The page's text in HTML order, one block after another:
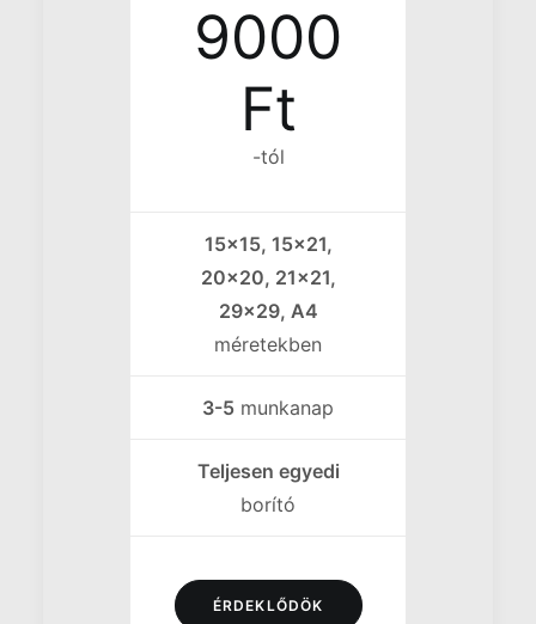
9000
Ft
-tól
15x15, 15x21,
20x20, 21x21,
29x29, A4
méretekben
3-5 munkanap
Teljesen egyedi
borító
ÉRDEKLŐDÖK